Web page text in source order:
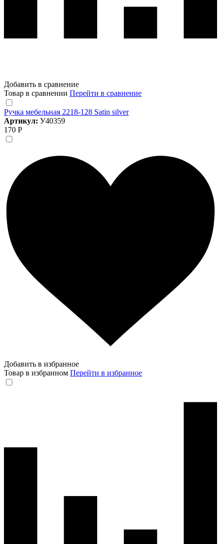
Добавить в сравнение
Товар в сравнении Перейти в сравнение
Ручка мебельная 2218-128 Satin silver
Артикул: У40359
170 Р
Добавить в избранное
Товар в избранном Перейти в избранное